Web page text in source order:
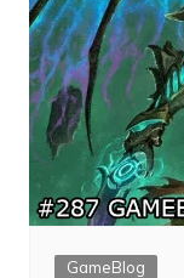
GameBlog